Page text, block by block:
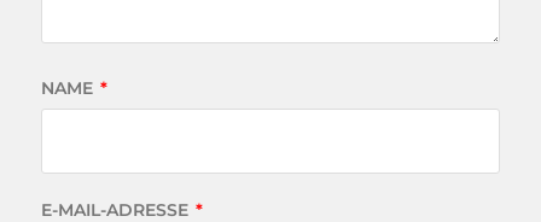
NAME *
E-MAIL-ADRESSE *